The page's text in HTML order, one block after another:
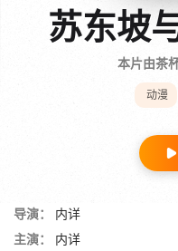
苏东坡
本片由茶
动漫
导演：
内详
主演：
内详